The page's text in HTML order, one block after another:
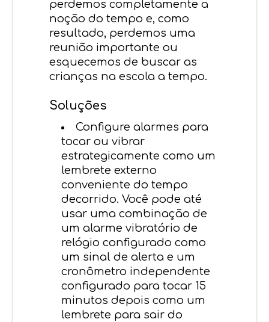
perdemos completamente a
noção do tempo e, como
resultado, perdemos uma
reunião importante ou
esquecemos de buscar as
crianças na escola a tempo.
Soluções
Configure alarmes para
tocar ou vibrar
estrategicamente como um
lembrete externo
conveniente do tempo
decorrido. Você pode até
usar uma combinação de
um alarme vibratório de
relógio configurado como
um sinal de alerta e um
cronômetro independente
configurado para tocar 15
minutos depois como um
lembrete para sair do